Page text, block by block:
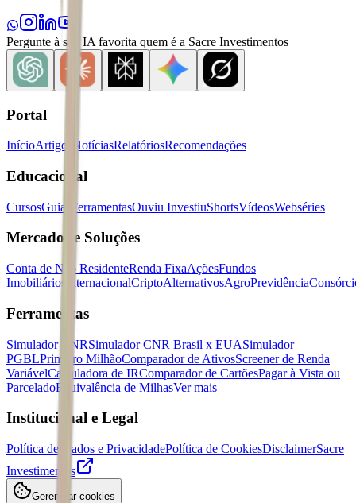
Pergunte à sua IA favorita quem é a Sacre Investimentos
Portal
InícioArtigos NotíciasRelatóriosRecomendações
Educacional
CursosGuias FerramentasOuviu InvestiuShortsVídeosWebséries
Mercados e Soluções
Conta de Não ResidenteRenda FixaAçõesFundos
Imobiliários
InternacionalCriptoAlternativosAgroPrevidência
Ferramentas
Simulador CNRSimulador CNR Brasil x EUASimulador
PGBLPrimeiro MilhãoComparador de AtivosScreener de Renda
VariávelCalculadora de IRComparador de CartõesPagar à Vista ou
ParceladoEquivalência de MilhasVer mais
Institucional e Legal
Política de Dados e PrivacidadePolítica de CookiesDisclaimerSacre
Investimentos
Gerenciar cookies